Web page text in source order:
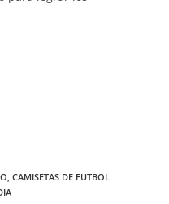
, CAMISETAS DE FUTBOL